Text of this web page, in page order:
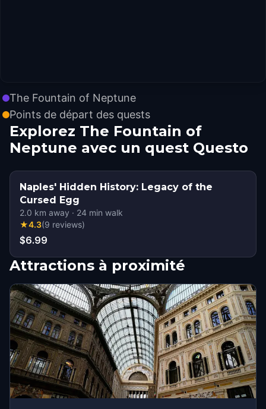
The Fountain of Neptune
Points de départ des quests
Explorez The Fountain of
Neptune avec un quest Questo
Naples' Hidden History: Legacy of the
Cursed Egg
2.0 km away · 24 min walk
★4.3(9 reviews)
$6.99
Attractions à proximité